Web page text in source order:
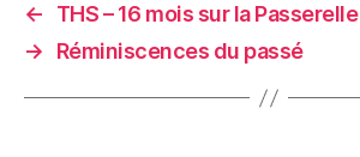
←
THS – 16 mois sur la Passerelle
→
Réminiscences du passé